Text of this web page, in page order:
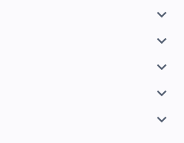




